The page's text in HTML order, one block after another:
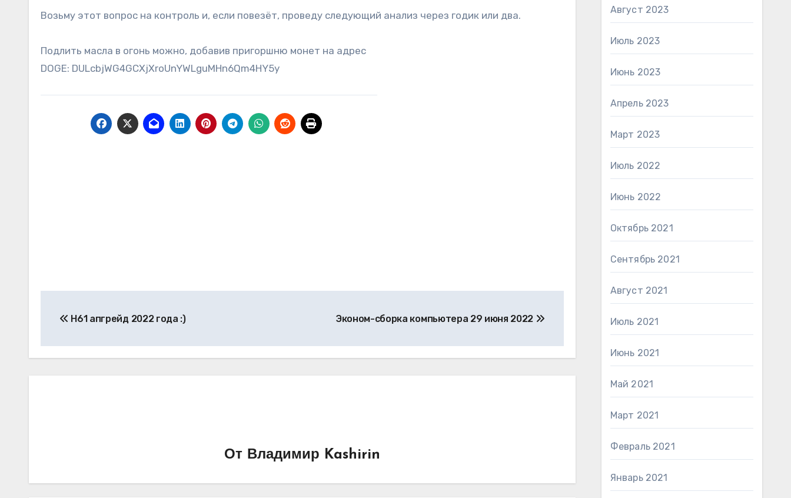
Возьму этот вопрос на контроль и, если повезёт, проведу следующий анализ через годик или два.
Подлить масла в огонь можно, добавив пригоршню монет на адрес
DOGE: DULcbjWG4GCXjXroUnYWLguMHn6Qm4HY5y
по
записям
H61 апгрейд 2022 года :) Эконом-сборка компьютера 29 июня 2022
От Владимир Kashirin
Август 2023
Июль 2023
Июнь 2023
Апрель 2023
Март 2023
Июль 2022
Июнь 2022
Октябрь 2021
Сентябрь 2021
Август 2021
Июль 2021
Июнь 2021
Май 2021
Март 2021
Февраль 2021
Январь 2021